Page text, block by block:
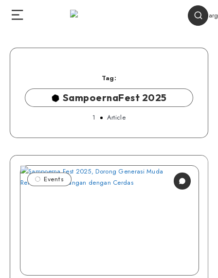
Tag:
SampoernaFest 2025
1 Article
Events